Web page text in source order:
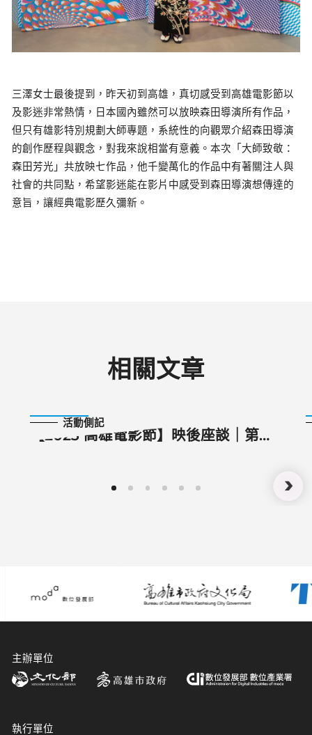
三澤女士最後提到，昨天初到高雄，真切感受到高雄電影節以
及影迷非常熱情，日本國內雖然可以放映森田導演所有作品，
但只有雄影特別規劃大師專題，系統性的向觀眾介紹森田導演
的創作歷程與觀念，對我來說相當有意義。本次「大師致敬：
森田芳光」共放映七作品，他千變萬化的作品中有著關注人與
社會的共同點，希望影迷能在影片中感受到森田導演想傳達的
意旨，讓經典電影歷久彌新。
相關文章
活動側記
【2023 高雄電影節】映後座談｜第八
主辦單位
執行單位